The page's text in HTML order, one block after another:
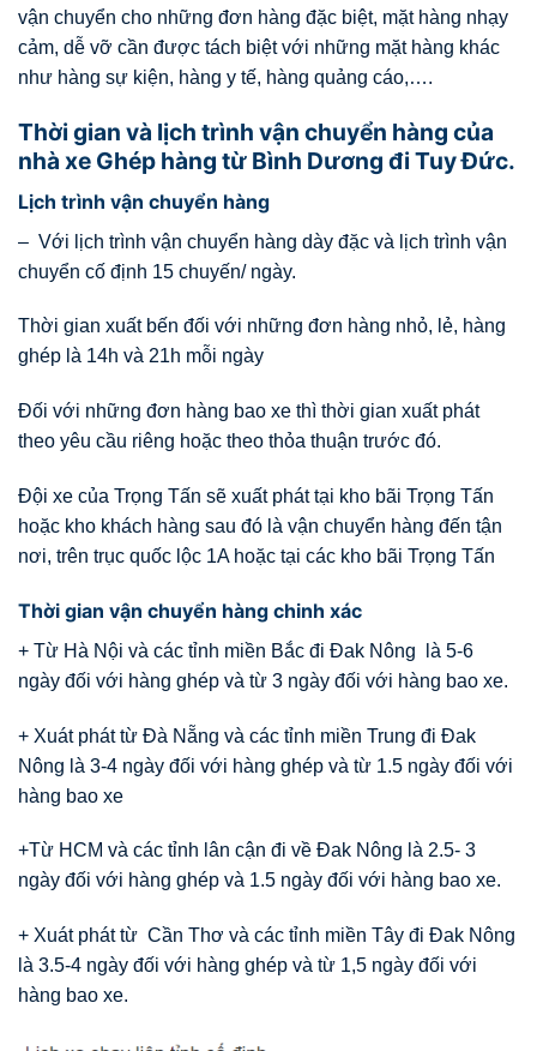
vận chuyển cho những đơn hàng đặc biệt, mặt hàng nhạy
cảm, dễ vỡ cần được tách biệt với những mặt hàng khác
như hàng sự kiện, hàng y tế, hàng quảng cáo,….
Thời gian và lịch trình vận chuyển hàng của
nhà xe Ghép hàng từ Bình Dương đi Tuy Đức.
Lịch trình vận chuyển hàng
– Với lịch trình vận chuyển hàng dày đặc và lịch trình vận
chuyển cố định 15 chuyến/ ngày.
Thời gian xuất bến đối với những đơn hàng nhỏ, lẻ, hàng
ghép là 14h và 21h mỗi ngày
Đối với những đơn hàng bao xe thì thời gian xuất phát
theo yêu cầu riêng hoặc theo thỏa thuận trước đó.
Đội xe của Trọng Tấn sẽ xuất phát tại kho bãi Trọng Tấn
hoặc kho khách hàng sau đó là vận chuyển hàng đến tận
nơi, trên trục quốc lộc 1A hoặc tại các kho bãi Trọng Tấn
Thời gian vận chuyển hàng chinh xác
+ Từ Hà Nội và các tỉnh miền Bắc đi Đak Nông là 5-6
ngày đối với hàng ghép và từ 3 ngày đối với hàng bao xe.
+ Xuát phát từ Đà Nẵng và các tỉnh miền Trung đi Đak
Nông là 3-4 ngày đối với hàng ghép và từ 1.5 ngày đối với
hàng bao xe
+Từ HCM và các tỉnh lân cận đi về Đak Nông là 2.5- 3
ngày đối với hàng ghép và 1.5 ngày đối với hàng bao xe.
+ Xuát phát từ Cần Thơ và các tỉnh miền Tây đi Đak Nông
là 3.5-4 ngày đối với hàng ghép và từ 1,5 ngày đối với
hàng bao xe.